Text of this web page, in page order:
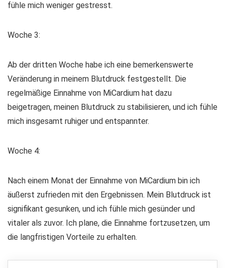
fühle mich weniger gestresst.
Woche 3:
Ab der dritten Woche habe ich eine bemerkenswerte
Veränderung in meinem Blutdruck festgestellt. Die
regelmäßige Einnahme von MiCardium hat dazu
beigetragen, meinen Blutdruck zu stabilisieren, und ich fühle
mich insgesamt ruhiger und entspannter.
Woche 4:
Nach einem Monat der Einnahme von MiCardium bin ich
äußerst zufrieden mit den Ergebnissen. Mein Blutdruck ist
signifikant gesunken, und ich fühle mich gesünder und
vitaler als zuvor. Ich plane, die Einnahme fortzusetzen, um
die langfristigen Vorteile zu erhalten.